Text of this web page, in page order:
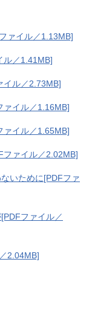
ァイル／1.13MB]
／1.41MB]
ル／2.73MB]
イル／1.16MB]
イル／1.65MB]
ァイル／2.02MB]
いために[PDFファ
ファイル／
2.04MB]